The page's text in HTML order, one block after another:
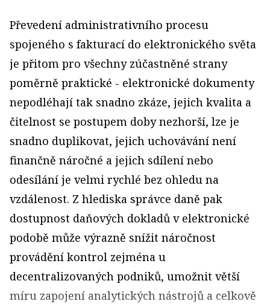
Převedení administrativního procesu
spojeného s fakturací do elektronického světa
je přitom pro všechny zúčastněné strany
poměrně praktické - elektronické dokumenty
nepodléhají tak snadno zkáze, jejich kvalita a
čitelnost se postupem doby nezhorší, lze je
snadno duplikovat, jejich uchovávání není
finančně náročné a jejich sdílení nebo
odesílání je velmi rychlé bez ohledu na
vzdálenost. Z hlediska správce daně pak
dostupnost daňových dokladů v elektronické
podobě může výrazně snížit náročnost
provádění kontrol zejména u
decentralizovaných podniků, umožnit větší
míru zapojení analytických nástrojů a celkově